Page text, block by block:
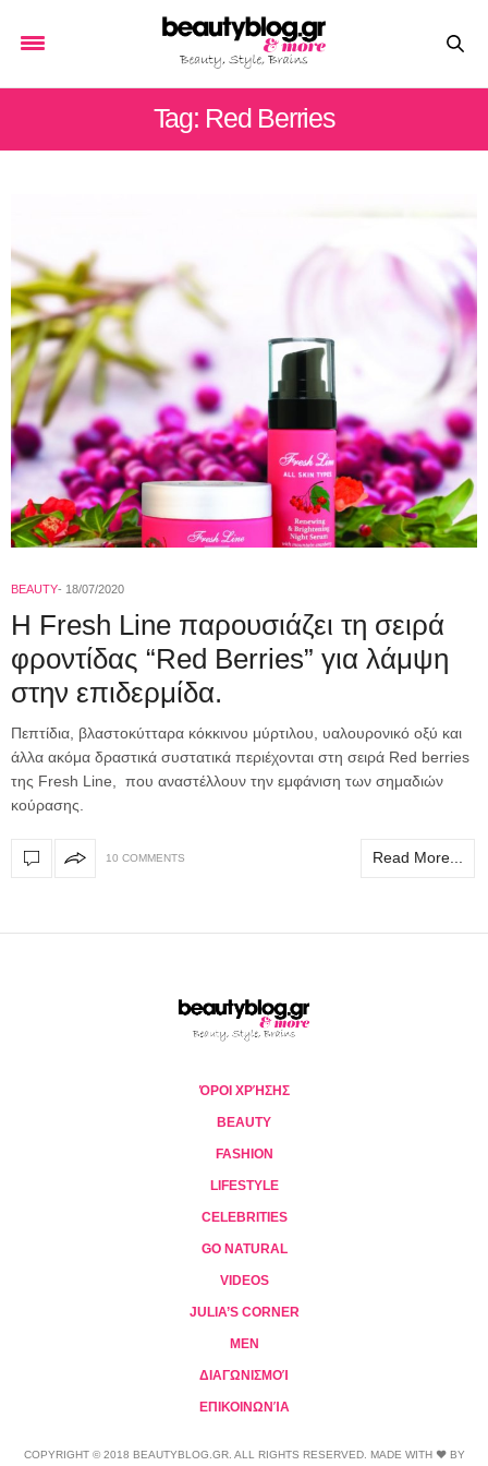
Tag: Red Berries
BEAUTY 18/07/2020
H Fresh Line παρουσιάζει τη σειρά
φροντίδας “Red Berries” για λάμψη
στην επιδερμίδα.
Πεπτίδια, βλαστοκύτταρα κόκκινου μύρτιλου, υαλουρονικό οξύ και
άλλα ακόμα δραστικά συστατικά περιέχονται στη σειρά Red berries
της Fresh Line, που αναστέλλουν την εμφάνιση των σημαδιών
κούρασης.
10 COMMENTS Read More...
ΌΡΟΙ ΧΡΉΣΗΣ
BEAUTY
FASHION
LIFESTYLE
CELEBRITIES
GO NATURAL
VIDEOS
JULIA’S CORNER
MEN
ΔΙΑΓΩΝΙΣΜΟΊ
ΕΠΙΚΟΙΝΩΝΊΑ
COPYRIGHT © 2018 BEAUTYBLOG.GR. ALL RIGHTS RESERVED. MADE WITH ❤ BY